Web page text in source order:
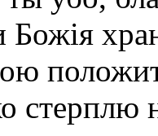
Божія
стерплю